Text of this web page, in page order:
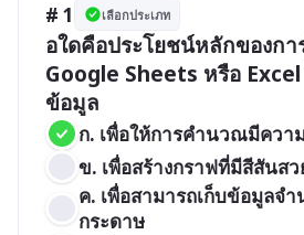
# 1 เลือกประเภท
อใดคือประโยชน์หลักของกา
Google Sheets หรือ
ข้อมูล
ก. เพื่อให้การคำนวณมีคว
ข. เพื่อสร้างกราฟที่มีสีสันสว
ค. เพื่อสามารถเก็บข้อมูลจ
กระดาษ